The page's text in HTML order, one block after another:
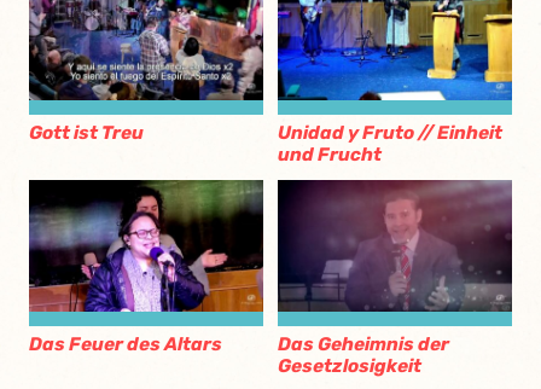
Gott ist Treu
Unidad y Fruto // Einheit
und Frucht
Das Feuer des Altars
Das Geheimnis der
Gesetzlosigkeit